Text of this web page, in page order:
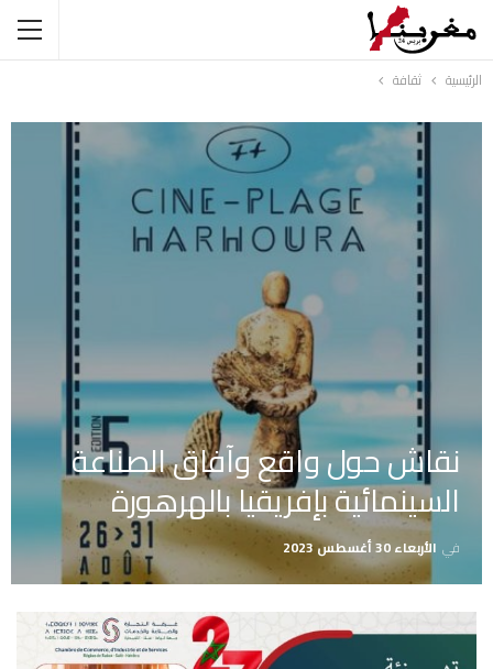
الرئيسية ثقافة
نقاش حول واقع وآفاق الصناعة
السينمائية بإفريقيا بالهرهورة
في الأربعاء 30 أغسطس 2023